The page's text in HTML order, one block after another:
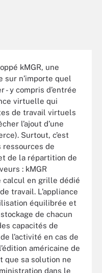
kMGR, une
n’importe quel
- y compris d’entrée
virtuelle qui
de travail virtuels
l’ajout d’une
Surtout, c’est
de
de la répartition de
: kMGR
calcul en grille dédié
travail. L’appliance
équilibrée et
de chacun
capacités de
l’activité en cas de
américaine de
que sa solution ne
dans le